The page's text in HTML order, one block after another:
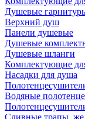
Душевые
Верхний душ
Панели душевые
Душевые
Душевые шланги
Комплектующие
Насадки для душа
Водяные
Сливные трапы,